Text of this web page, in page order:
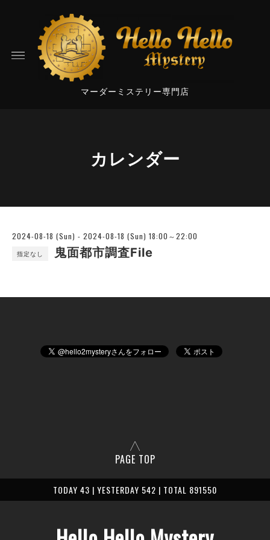
マーダーミステリー専門店
カレンダー
2024-08-18 (Sun) - 2024-08-18 (Sun) 18:00～22:00
指定なし 鬼面都市調査File
PAGE TOP
TODAY 43 | YESTERDAY 542 | TOTAL 891550